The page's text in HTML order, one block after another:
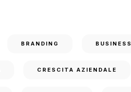
BRANDING BUSINESS
CRESCITA AZIENDALE